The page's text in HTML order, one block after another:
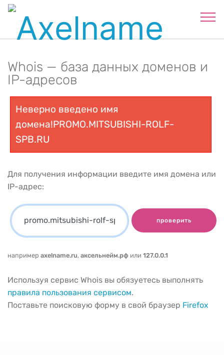
Whois — база данных доменов и
IP-адресов
Неверно введено имя
домена!PROMO.MITSUBISHI-ROLF-
SPB.RU
Для получения информации введите имя домена или
IP-адрес:
проверить
например axelname.ru, аксельнейм.рф или 127.0.0.1
Используя сервис Whois вы обязуетесь выполнять
правила пользования сервисом.
Поставьте поисковую форму в свой браузер Firefox